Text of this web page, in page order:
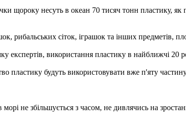
щороку несуть в океан 70 тисяч тонн пластику,
рибальських сіток, іграшок та інших предметів,
використання пластику в найближчі 20
будуть використовувати вже п'яту частину
не збільшується з часом, не дивлячись на